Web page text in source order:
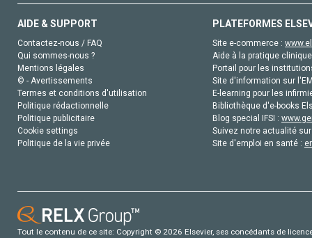
AIDE & SUPPORT
Contactez-nous / FAQ
Qui sommes-nous ?
Mentions légales
© - Avertissements
Termes et conditions d'utilisation
Politique rédactionnelle
Politique publicitaire
Cookie settings
Politique de la vie privée
PLATEFORMES
Site e-commerce :
Aide à la pratique
Portail pour les
Site d'information sur
E-learning pour les
Bibliothèque d'e-books
Blog special IFSI :
Suivez notre actualité
Site d'emploi en santé :
Tout le contenu de ce site: Copyright © 2026 Elsevier, ses concédants de